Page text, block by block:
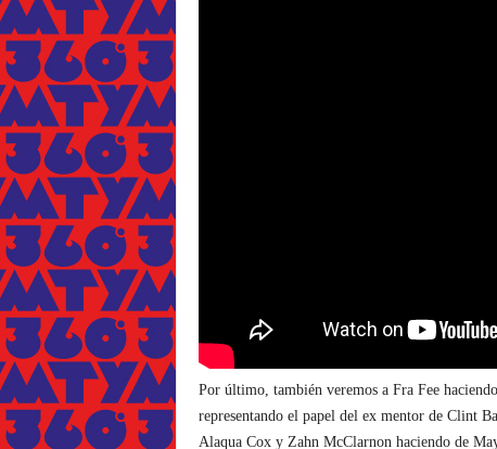
Por último, también veremos a Fra Fee
representando el papel del ex mentor de Clint
Alaqua Cox y Zahn McClarnon haciendo de